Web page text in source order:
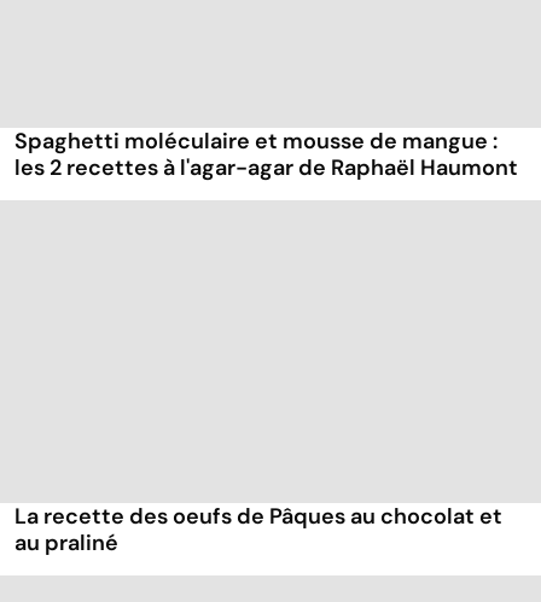
Spaghetti moléculaire et mousse de mangue :
les 2 recettes à l'agar-agar de Raphaël Haumont
La recette des oeufs de Pâques au chocolat et
au praliné